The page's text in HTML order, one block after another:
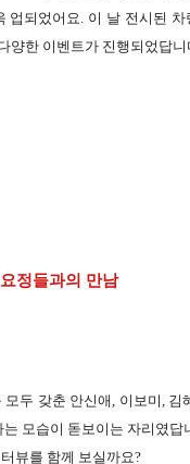
업되었어요. 이 날 전시된
양한 이벤트가 진행되었답니
정들과의 만남
모두 갖춘 안신애, 이보미,
는 모습이 돋보이는 자리였
뷰를 함께 보실까요?